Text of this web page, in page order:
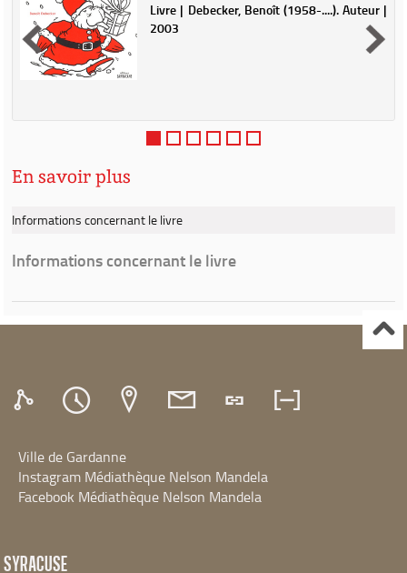
Livre | Debecker, Benoît (1958-....). Auteur |
2003
En savoir plus
Informations concernant le livre
Informations concernant le livre
Ville de Gardanne
Instagram Médiathèque Nelson Mandela
Facebook Médiathèque Nelson Mandela
SYRACUSE